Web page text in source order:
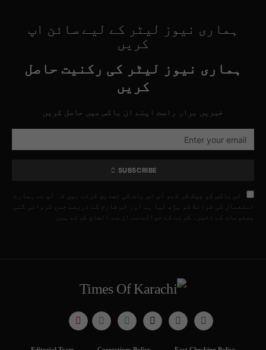
ہماری نیوز لیٹر کے لیے سائن اپ
کریں
ہماری نیوز لیٹر کی رکنیت حاصل
کریں
خبریں براہِ راست اپنے ان باکس میں حاصل کریں
SUBSCRIBE
اس باکس کو چیک کر کے، آپ اس بات کی تصدیق کرتے ہیں کہ آپ نے ہمارے
استعمال کی شرائط کو پڑھ لیا ہے اور اس فارم کے ذریعے جمع کروائی گئی
معلومات کے ذخیرہ کرنے کے حوالے سے ان سے اتفاق کرتے ہیں۔